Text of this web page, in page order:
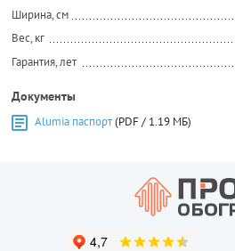
Ширина, см
Вес, кг
Гарантия, лет
Документы
Alumia паспорт(PDF / 1.19 МБ)